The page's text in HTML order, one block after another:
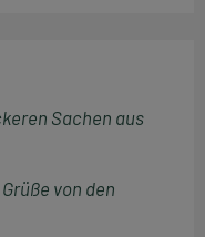
Sachen aus
von den